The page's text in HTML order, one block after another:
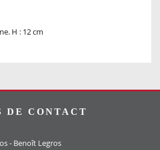
H : 12 cm
DE CONTACT
- Benoît Legros